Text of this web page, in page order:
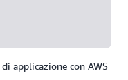
applicazione con AWS